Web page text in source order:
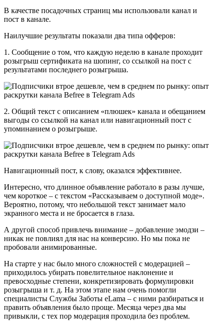
В качестве посадочных страниц мы использовали канал и
пост в канале.
Наилучшие результаты показали два типа офферов:
1. Сообщение о том, что каждую неделю в канале проходит
розыгрыш сертификата на шопинг, со ссылкой на пост с
результатами последнего розыгрыша.
2. Общий текст с описанием «плюшек» канала и обещанием
выгоды со ссылкой на канал или навигационный пост с
упоминанием о розыгрыше.
Навигационный пост, к слову, оказался эффективнее.
Интересно, что длинное объявление работало в разы лучше,
чем короткое – с текстом «Рассказываем о доступной моде».
Вероятно, потому, что небольшой текст занимает мало
экранного места и не бросается в глаза.
А другой способ привлечь внимание – добавление эмодзи –
никак не повлиял для нас на конверсию. Но мы пока не
пробовали анимированные.
На старте у нас было много сложностей с модерацией –
приходилось убирать повелительное наклонение и
превосходные степени, конкретизировать формулировки
розыгрыша и т. д. На этом этапе нам очень помогли
специалисты Службы Заботы eLama – с ними разбираться и
править объявления было проще. Месяца через два мы
привыкли, с тех пор модерация проходила без проблем.